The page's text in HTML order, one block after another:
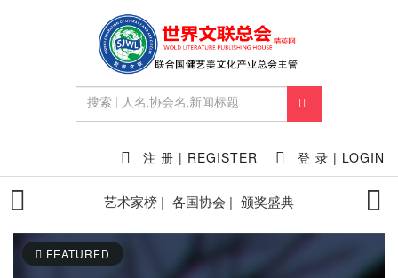
注 册 | REGISTER 登 录 | LOGIN
艺术家榜 | 各国协会 | 颁奖盛典
FEATURED